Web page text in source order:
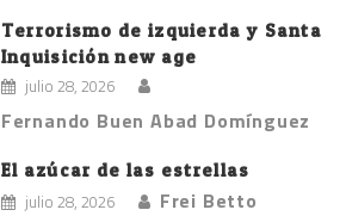
Terrorismo de izquierda y Santa
Inquisición new age
julio 28, 2026
Fernando Buen Abad Domínguez
El azúcar de las estrellas
julio 28, 2026 Frei Betto